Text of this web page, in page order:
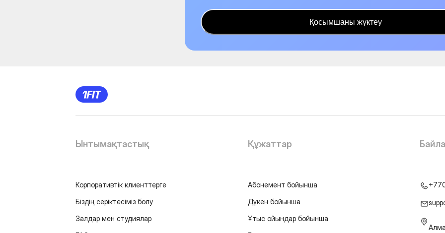
Қосымшаны жүктеу
Ынтымақтастық
Корпоративтік клиенттерге
Біздің серіктесіміз болу
Залдар мен студиялар
Құжаттар
Абонемент бойынша
Дүкен бойынша
Ұтыс ойындар бойынша